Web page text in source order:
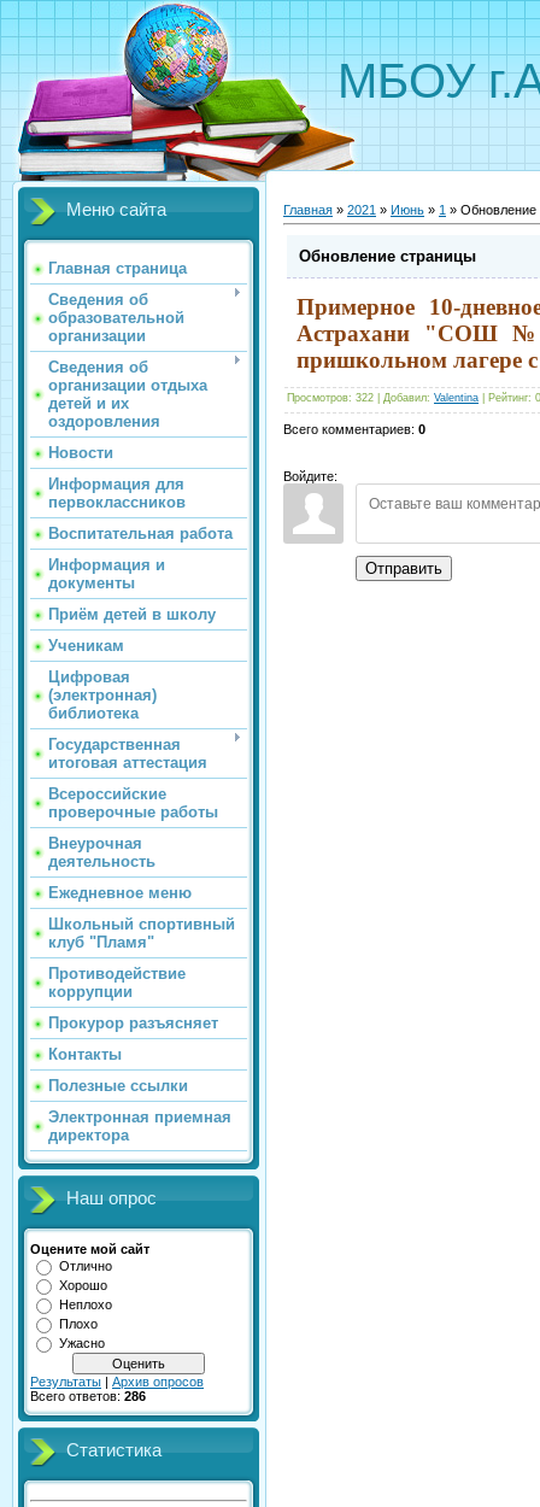
МБОУ
Меню сайта
Главная страница
Сведения об
образовательной
организации
Сведения об
организации отдыха
детей и их
оздоровления
Новости
Информация для
первоклассников
Воспитательная работа
Информация и
документы
Приём детей в школу
Ученикам
Цифровая
(электронная)
библиотека
Государственная
итоговая аттестация
Всероссийские
проверочные работы
Внеурочная
деятельность
Ежедневное меню
Школьный спортивный
клуб "Пламя"
Противодействие
коррупции
Прокурор разъясняет
Контакты
Полезные ссылки
Электронная приемная
директора
Наш опрос
Оцените мой сайт
Отлично
Хорошо
Неплохо
Плохо
Ужасно
Результаты | Архив опросов
Всего ответов: 286
Статистика
Главная » 2021 » Июнь » 1 » Обновление
Обновление страницы
Примерное 10-
Астрахани "СОШ №
пришкольном лагере
Просмотров: 322 Добавил: Valentina Рейтинг:
Всего комментариев: 0
Войдите:
Отправить